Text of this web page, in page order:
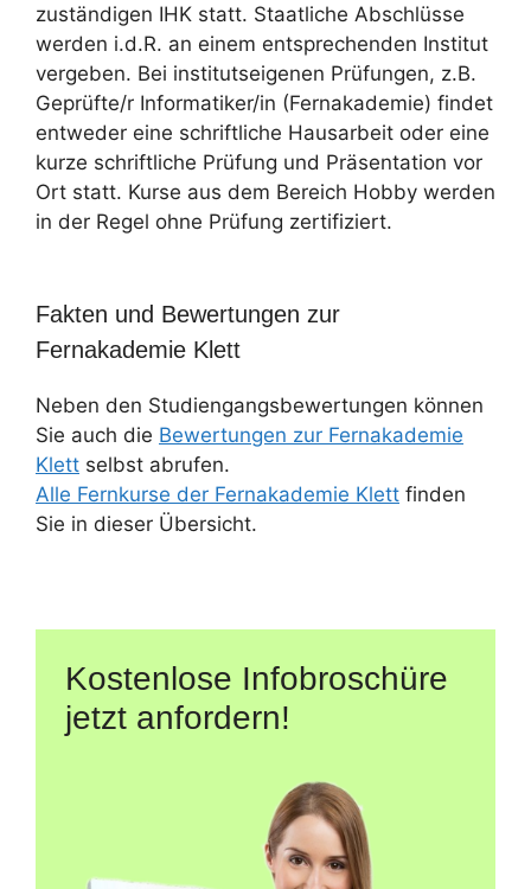
zuständigen IHK statt. Staatliche Abschlüsse
werden i.d.R. an einem entsprechenden Institut
vergeben. Bei institutseigenen Prüfungen, z.B.
Geprüfte/r Informatiker/in (Fernakademie) findet
entweder eine schriftliche Hausarbeit oder eine
kurze schriftliche Prüfung und Präsentation vor
Ort statt. Kurse aus dem Bereich Hobby werden
in der Regel ohne Prüfung zertifiziert.
Fakten und Bewertungen zur
Fernakademie Klett
Neben den Studiengangsbewertungen können
Sie auch die Bewertungen zur Fernakademie
Klett selbst abrufen.
Alle Fernkurse der Fernakademie Klett finden
Sie in dieser Übersicht.
Kostenlose Infobroschüre
jetzt anfordern!